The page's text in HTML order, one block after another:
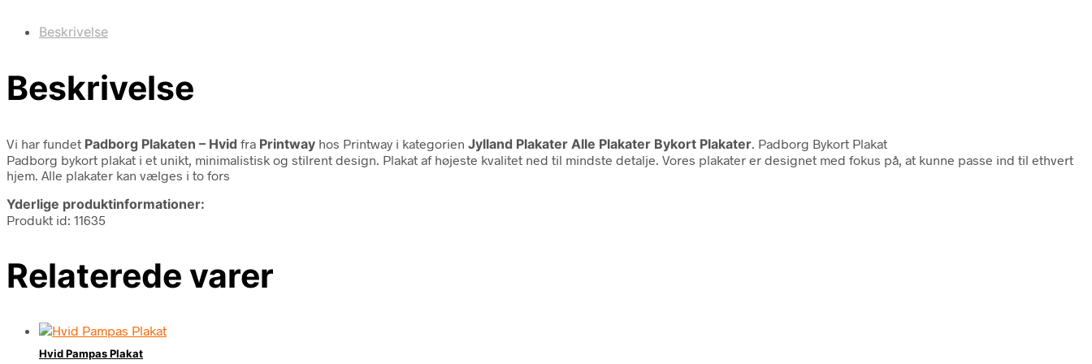
Beskrivelse
Beskrivelse
Vi har fundet Padborg Plakaten – Hvid fra Printway hos Printway i kategorien Jylland Plakater Alle Plakater Bykort Plakater . Padborg Bykort Plakat
Padborg bykort plakat i et unikt, minimalistisk og stilrent design. Plakat af højeste kvalitet ned til mindste detalje. Vores plakater er designet med fokus på, at kunne passe ind til ethvert
hjem. Alle plakater kan vælges i to fors
Yderlige produktinformationer:
Produkt id: 11635
Relaterede varer
Hvid Pampas Plakat